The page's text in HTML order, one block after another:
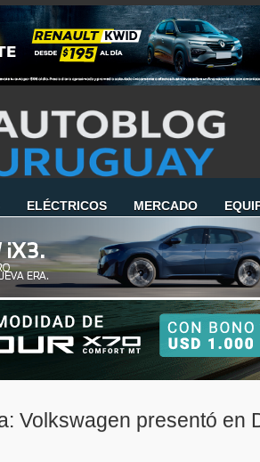
ELÉCTRICOS MERCADO
Volkswagen presentó en